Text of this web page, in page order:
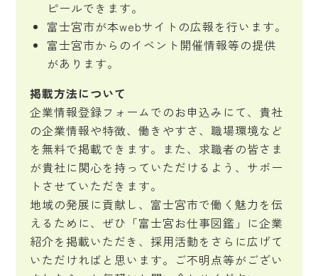
ピールできます。
富士宮市が本webサイトの広報を行います。
富士宮市からのイベント開催情報等の提供
があります。
掲載方法について
企業情報登録フォームでのお申込みにて、貴社
の企業情報や特徴、働きやすさ、職場環境など
を無料で掲載できます。また、求職者の皆さま
が貴社に関心を持っていただけるよう、サポー
トさせていただきます。
地域の発展に貢献し、富士宮市で働く魅力を伝
えるために、ぜひ「富士宮お仕事図鑑」に企業
紹介を掲載いただき、採用活動をさらに広げて
いただければと思います。ご不明点等がござい